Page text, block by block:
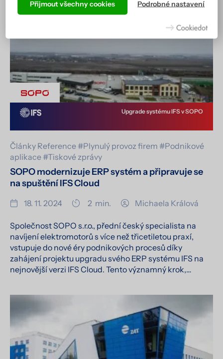
Články Reference #Plynulý provoz firem #Podnikové
aplikace #Tiskové zprávy
SOPO modernizuje ERP systém a připravuje se
na spuštění IFS Cloud
18. 11. 2024 2 min. Michaela Králová
Společnost SOPO s.r.o., přední český specialista na
navíjení elektromotorů s více než třicetiletou praxí,
vstupuje do nové éry podnikových procesů díky
zahájení projektu upgradu svého ERP systému IFS na
nejnovější verzi IFS Cloud. Tento významný krok,…
Upgrade systému IFS v SOPO
jak jste zvyklí, a hlavně tak, aby všechno správně fungovalo.
Přijmout všechny cookies Podrobné nastavení